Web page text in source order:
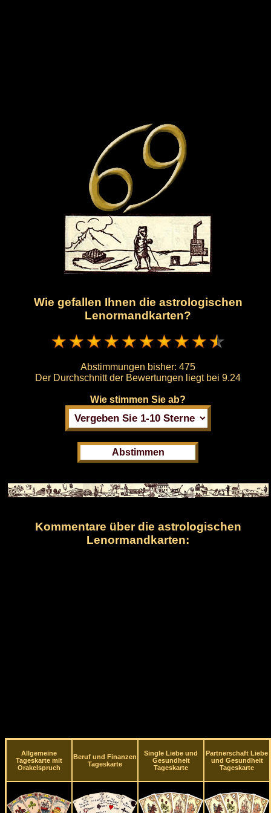
Wie gefallen Ihnen die astrologischen
Lenormandkarten?
Abstimmungen bisher: 475
Der Durchschnitt der Bewertungen liegt bei 9.24
Wie stimmen Sie ab?
Kommentare über die astrologischen
Lenormandkarten:
Allgemeine
Tageskarte mit
Orakelspruch
Beruf und Finanzen
Tageskarte
Single Liebe und
Gesundheit
Tageskarte
Partnerschaft Liebe
und Gesundheit
Tageskarte